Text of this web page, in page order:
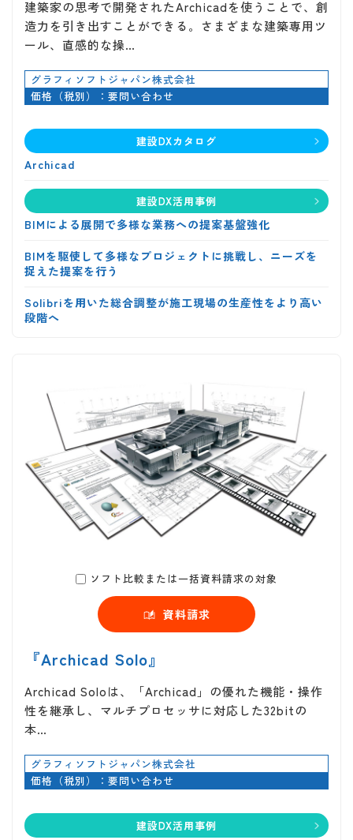
建築家の思考で開発されたArchicadを使うことで、創
造力を引き出すことができる。さまざまな建築専用ツ
ール、直感的な操…
グラフィソフトジャパン株式会社
価格（税別）：要問い合わせ
建設DXカタログ
Archicad
建設DX活用事例
BIMによる展開で多様な業務への提案基盤強化
BIMを駆使して多様なプロジェクトに挑戦し、ニーズを
捉えた提案を行う
Solibriを用いた総合調整が施工現場の生産性をより高い
段階へ
ソフト比較または一括資料請求の対象
資料請求
『Archicad Solo』
Archicad Soloは、「Archicad」の優れた機能・操作
性を継承し、マルチプロセッサに対応した32bitの
本…
グラフィソフトジャパン株式会社
価格（税別）：要問い合わせ
建設DX活用事例